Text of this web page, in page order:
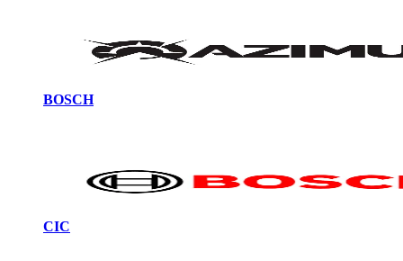
BOSCH
CIC